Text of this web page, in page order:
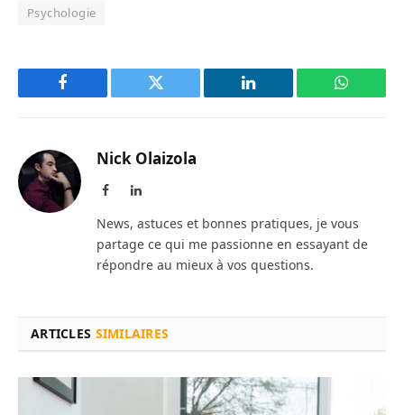
Psychologie
Facebook Twitter LinkedIn
Nick Olaizola
FacebookLinkedIn
News, astuces et bonnes pratiques, je vous
partage ce qui me passionne en essayant de
répondre au mieux à vos questions.
ARTICLES SIMILAIRES